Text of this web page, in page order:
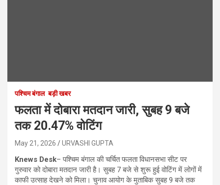
पश्चिम बंगाल बड़ी खबर
फलता में दोबारा मतदान जारी, सुबह 9 बजे
तक 20.47% वोटिंग
May 21, 2026 URVASHI GUPTA
Knews Desk– पश्चिम बंगाल की चर्चित फलता विधानसभा सीट पर
गुरुवार को दोबारा मतदान जारी है। सुबह 7 बजे से शुरू हुई वोटिंग में लोगों में
काफी उत्साह देखने को मिला। चुनाव आयोग के मुताबिक सुबह 9 बजे तक